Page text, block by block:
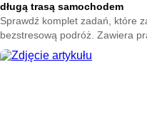
długą trasą samochodem
Sprawdź komplet zadań, które
bezstresową podróż. Zawiera
wskazówki od stanu pojazdu po
wyposażenie awaryjne.